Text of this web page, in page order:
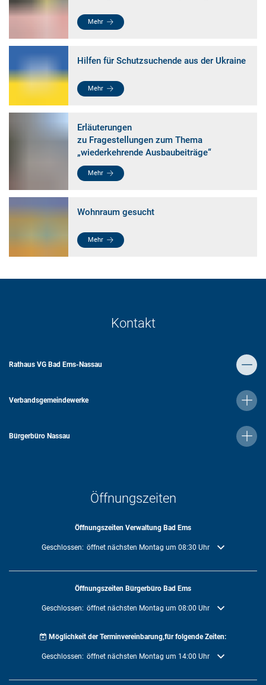
Mehr
Hilfen für Schutzsuchende aus der Ukraine
Mehr
Erläuterungen
zu Fragestellungen zum Thema
„wiederkehrende Ausbaubeiträge“
Mehr
Wohnraum gesucht
Mehr
Kontakt
Rathaus VG Bad Ems-Nassau
Verbandsgemeindewerke
Bürgerbüro Nassau
Öffnungszeiten
Öffnungszeiten Verwaltung Bad Ems
Klicken, um weitere Öffnungs- oder Schließzeiten auszublenden
Geschlossen: öffnet nächsten Montag um 08:30 Uhr
Öffnungszeiten Bürgerbüro Bad Ems
Klicken, um weitere Öffnungs- oder Schließzeiten auszublenden
Geschlossen: öffnet nächsten Montag um 08:00 Uhr
Möglichkeit der Terminvereinbarung,für folgende Zeiten:
Klicken, um weitere Öffnungs- oder Schließzeiten auszublenden
Geschlossen: öffnet nächsten Montag um 14:00 Uhr